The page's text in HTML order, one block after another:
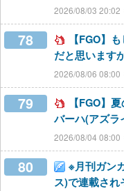
2026/08/03 20:02
78
【FGO】
だと思います
2026/08/06 08:00
79
【FGO】
バーハ(アズラ
2026/08/04 08:00
80
※月刊ガン
ス)で連載され